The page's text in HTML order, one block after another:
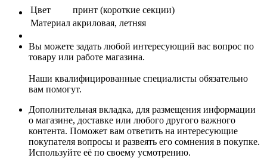
Цвет
принт (короткие секции)
Материал акриловая, летняя
Вы можете задать любой интересующий вас вопрос по
товару или работе магазина.
Наши квалифицированные специалисты обязательно
вам помогут.
Дополнительная вкладка, для размещения информации
о магазине, доставке или любого другого важного
контента. Поможет вам ответить на интересующие
покупателя вопросы и развеять его сомнения в покупке.
Используйте её по своему усмотрению.